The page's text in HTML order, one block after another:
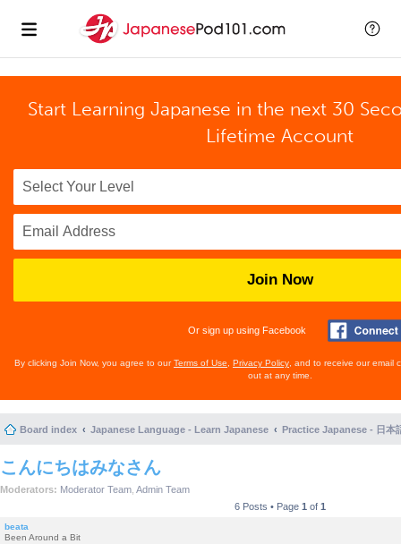
Start Learning Japanese in the next 30
Lifetime Account
Join Now
Or sign up using Facebook
By clicking Join Now, you agree to ourTerms of Use Privacy Policy , and to receive our email
out at any time.
Board index Japanese Language - Learn Japanese Practice Japanese - 日本
こんにちはみなさん
Moderators: Moderator Team Admin Team
6 Posts • Page 1 of 1
beata
Been Around a Bit